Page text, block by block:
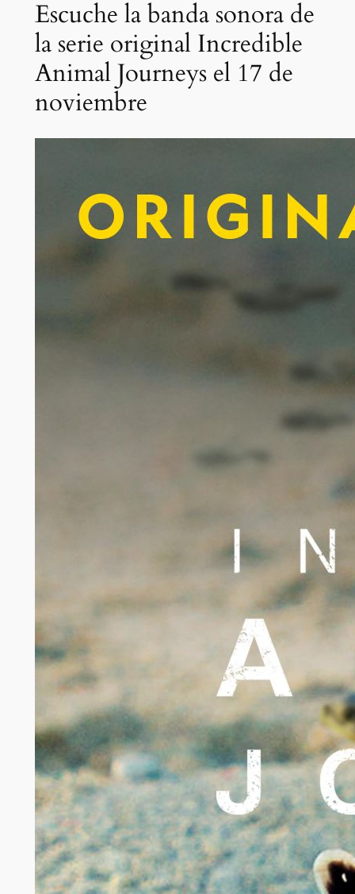
Escuche la banda sonora de
la serie original Incredible
Animal Journeys el 17 de
noviembre